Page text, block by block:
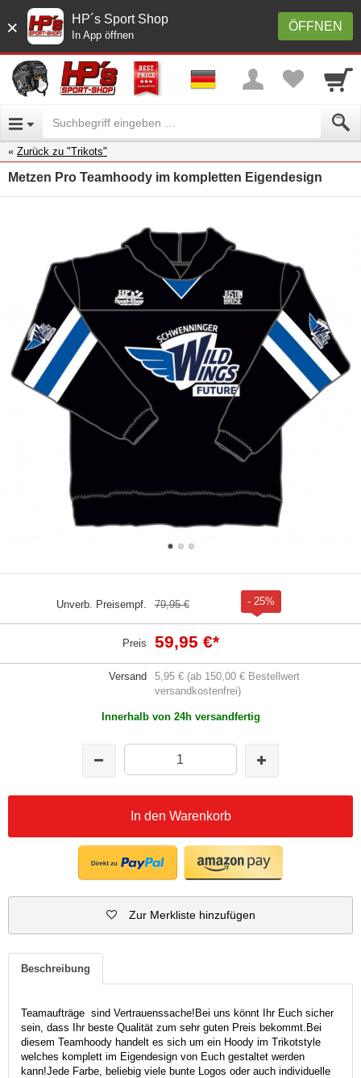
× ÖFFNEN
HP´s Sport Shop
In App öffnen
Zurück zu "Trikots"
Metzen Pro Teamhoody im kompletten Eigendesign
Unverb. Preisempf. 79,95 € - 25%
Preis 59,95 €*
Versand
5,95 € (ab 150,00 € Bestellwert
versandkostenfrei)
Innerhalb von 24h versandfertig
In den Warenkorb
Zur Merkliste hinzufügen
Beschreibung
Teamaufträge sind Vertrauenssache!Bei uns könnt Ihr Euch sicher
sein, dass Ihr beste Qualität zum sehr guten Preis bekommt.Bei
diesem Teamhoody handelt es sich um ein Hoody im Trikotstyle
welches komplett im Eigendesign von Euch gestaltet werden
kann!Jede Farbe, beliebig viele bunte Logos oder auch individuelle